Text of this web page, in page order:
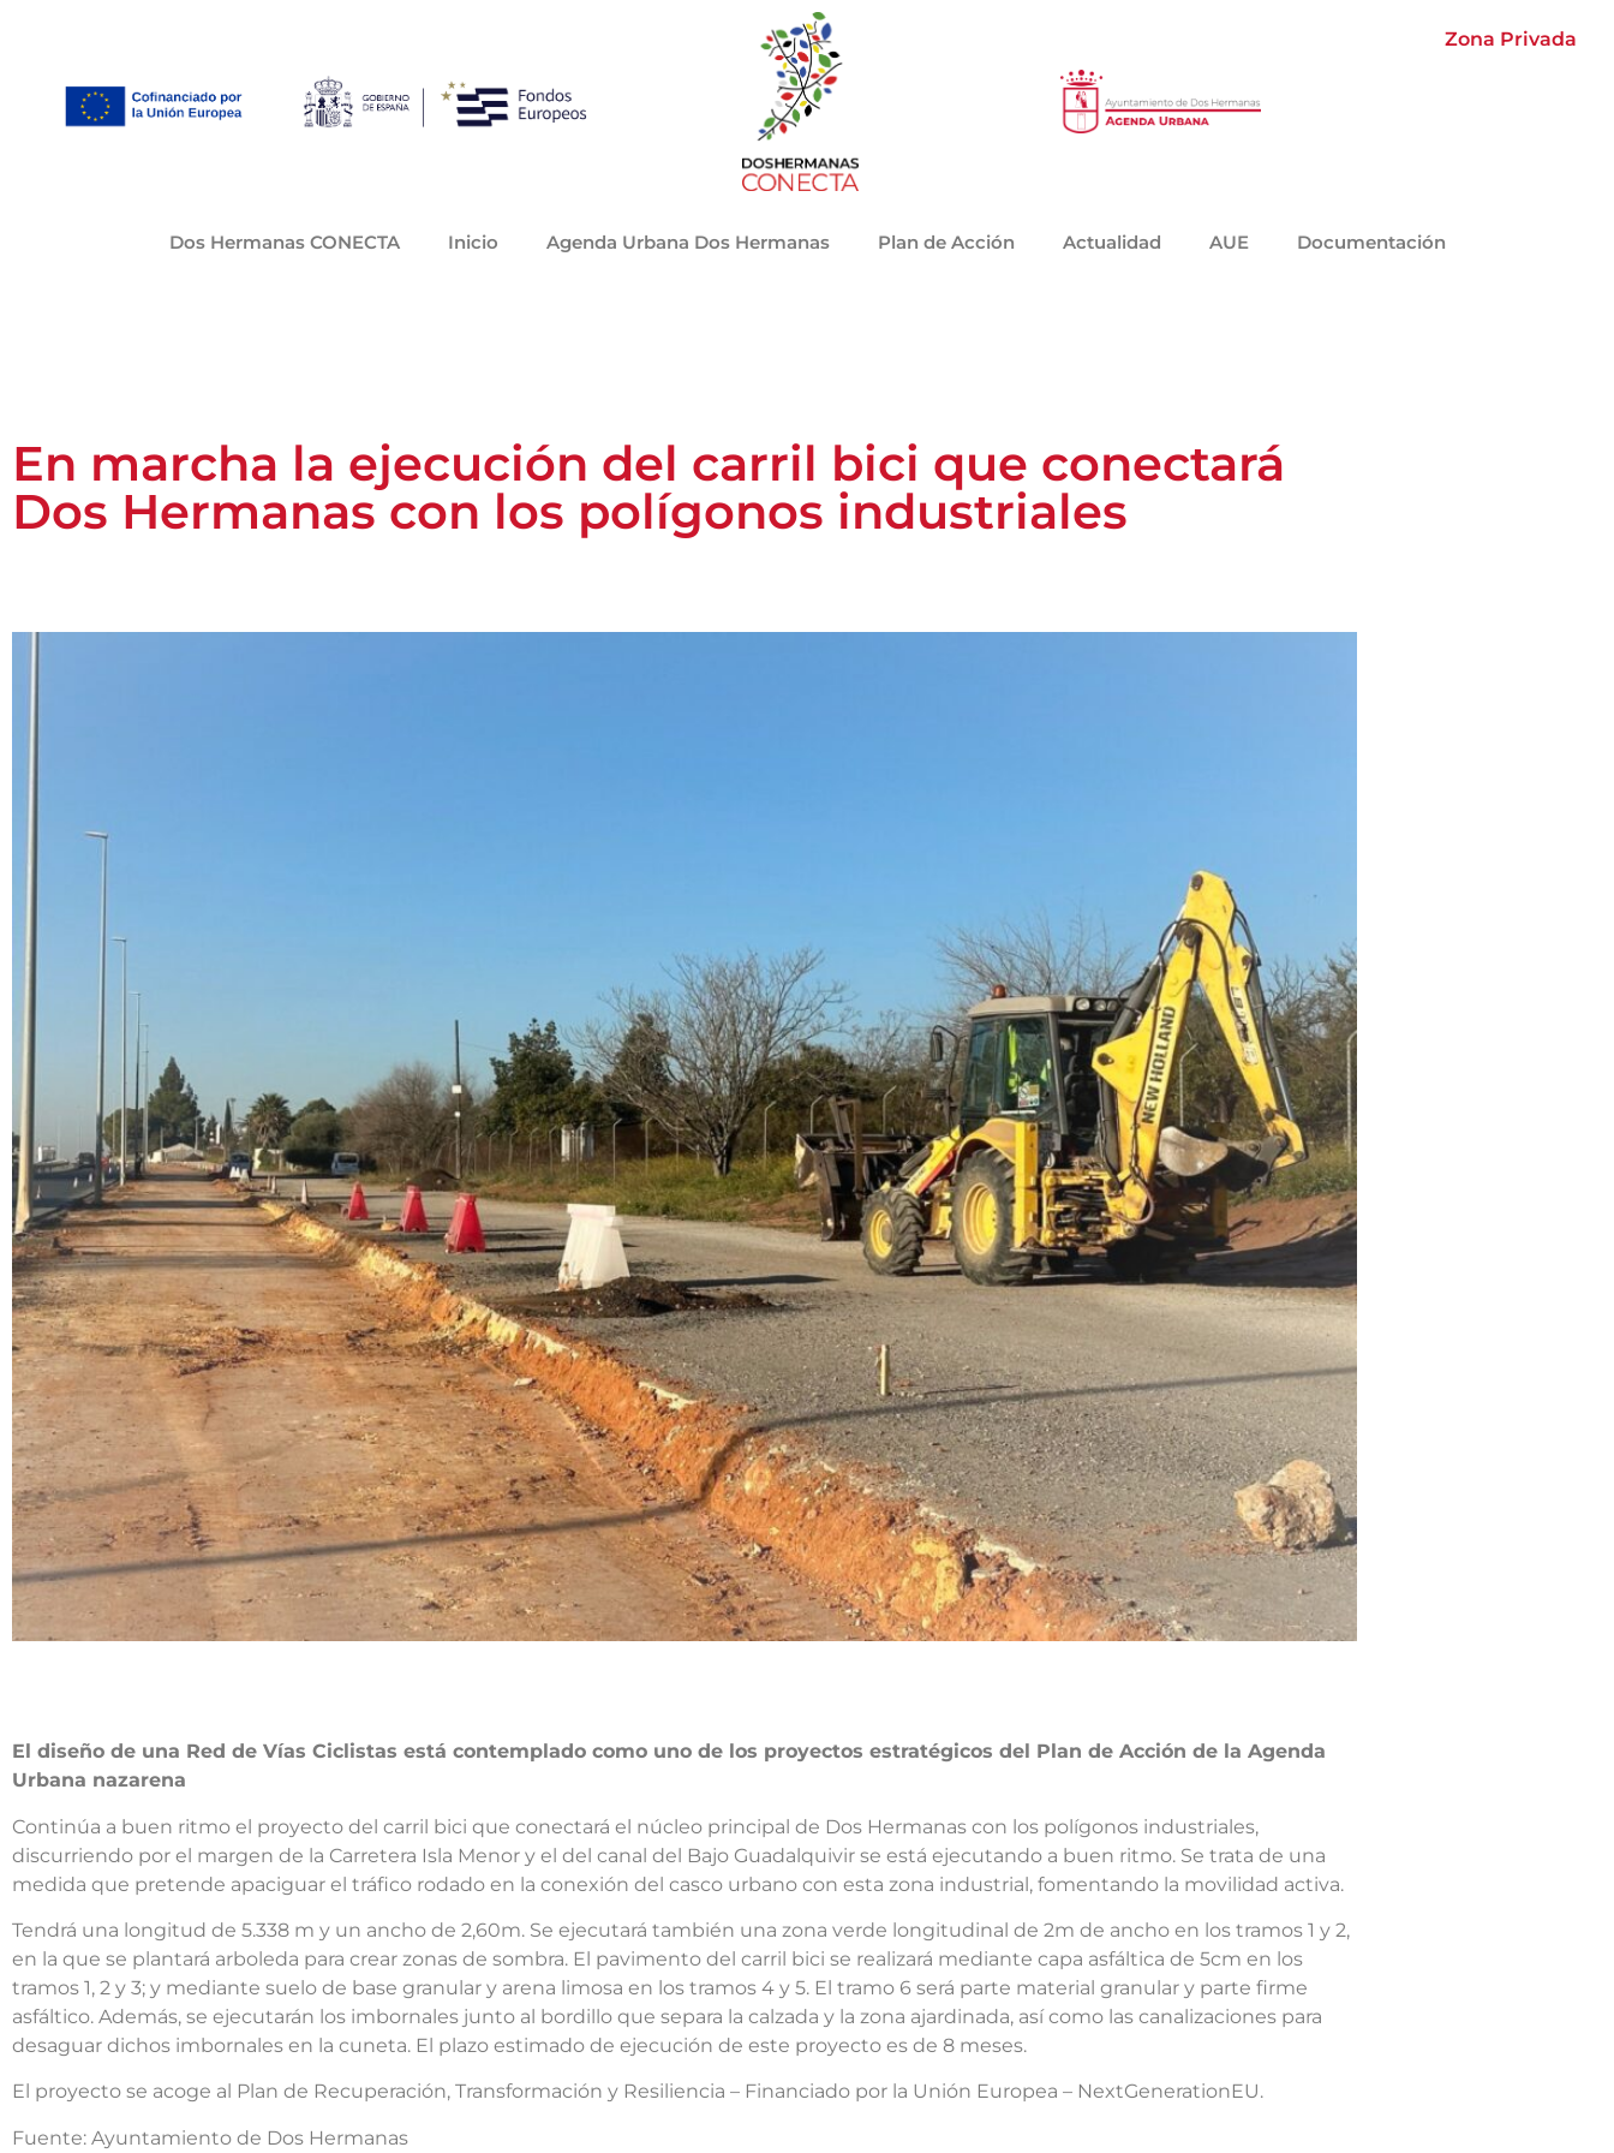
Zona Privada
Dos Hermanas CONECTA Inicio Agenda Urbana Dos Hermanas Plan de Acción Actualidad AUE Documentación
En marcha la ejecución del carril bici que conectará
Dos Hermanas con los polígonos industriales
El diseño de una Red de Vías Ciclistas está contemplado como uno de los proyectos estratégicos del Plan de Acción de la Agenda
Urbana nazarena
Continúa a buen ritmo el proyecto del carril bici que conectará el núcleo principal de Dos Hermanas con los polígonos industriales,
discurriendo por el margen de la Carretera Isla Menor y el del canal del Bajo Guadalquivir se está ejecutando a buen ritmo. Se trata de una
medida que pretende apaciguar el tráfico rodado en la conexión del casco urbano con esta zona industrial, fomentando la movilidad activa.
Tendrá una longitud de 5.338 m y un ancho de 2,60m. Se ejecutará también una zona verde longitudinal de 2m de ancho en los tramos 1 y 2,
en la que se plantará arboleda para crear zonas de sombra. El pavimento del carril bici se realizará mediante capa asfáltica de 5cm en los
tramos 1, 2 y 3; y mediante suelo de base granular y arena limosa en los tramos 4 y 5. El tramo 6 será parte material granular y parte firme
asfáltico. Además, se ejecutarán los imbornales junto al bordillo que separa la calzada y la zona ajardinada, así como las canalizaciones para
desaguar dichos imbornales en la cuneta. El plazo estimado de ejecución de este proyecto es de 8 meses.
El proyecto se acoge al Plan de Recuperación, Transformación y Resiliencia – Financiado por la Unión Europea – NextGenerationEU.
Fuente: Ayuntamiento de Dos Hermanas